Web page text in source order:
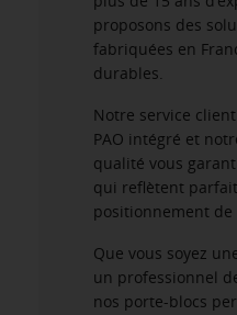
proposons des
fabriquées en
durables.
Notre service
PAO intégré et
qualité vous
qui reflètent
positionnement de
Que vous soyez
un professionnel
nos porte-blocs